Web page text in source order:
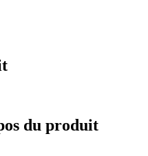
du produit